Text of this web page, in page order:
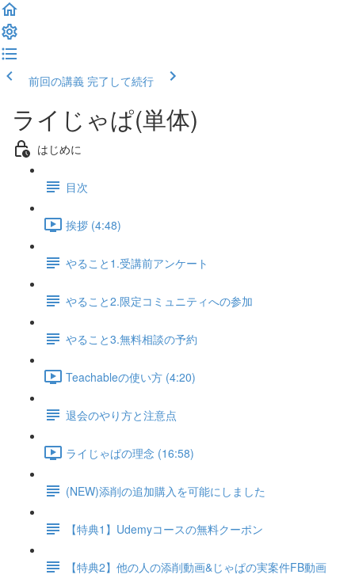
前回の講義 完了して続行
ライじゃぱ(単体)
はじめに
目次
挨拶 (4:48)
やること1.受講前アンケート
やること2.限定コミュニティへの参加
やること3.無料相談の予約
Teachableの使い方 (4:20)
退会のやり方と注意点
ライじゃぱの理念 (16:58)
(NEW)添削の追加購入を可能にしました
【特典1】Udemyコースの無料クーポン
【特典2】他の人の添削動画&じゃぱの実案件FB動画